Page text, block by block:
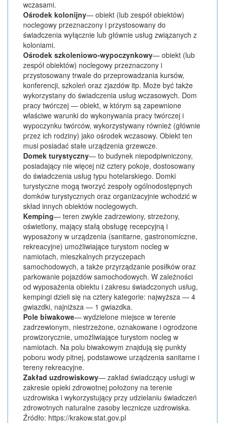
wczasami.
Ośrodek kolonijny— obiekt (lub zespół obiektów)
noclegowy przeznaczony i przystosowany do
świadczenia wyłącznie lub głównie usług związanych z
koloniami.
Ośrodek szkoleniowo-wypoczynkowy— obiekt (lub
zespół obiektów) noclegowy przeznaczony i
przystosowany trwale do przeprowadzania kursów,
konferencji, szkoleń oraz zjazdów itp. Może być także
wykorzystany do świadczenia usług wczasowych. Dom
pracy twórczej — obiekt, w którym są zapewnione
właściwe warunki do wykonywania pracy twórczej i
wypoczynku twórców, wykorzystywany również (głównie
przez ich rodziny) jako ośrodek wczasowy. Obiekt ten
musi posiadać stałe urządzenia grzewcze.
Domek turystyczny— to budynek niepodpiwniczony,
posiadający nie więcej niż cztery pokoje, dostosowany
do świadczenia usług typu hotelarskiego. Domki
turystyczne mogą tworzyć zespoły ogólnodostępnych
domków turystycznych oraz organizacyjnie wchodzić w
skład innych obiektów noclegowych.
Kemping— teren zwykle zadrzewiony, strzeżony,
oświetlony, mający stałą obsługę recepcyjną i
wyposażony w urządzenia (sanitarne, gastronomiczne,
rekreacyjne) umożliwiające turystom nocleg w
namiotach, mieszkalnych przyczepach
samochodowych, a także przyrządzanie posiłków oraz
parkowanie pojazdów samochodowych. W zależności
od wyposażenia obiektu i zakresu świadczonych usług,
kempingi dzieli się na cztery kategorie: najwyższa — 4
gwiazdki, najniższa — 1 gwiazdka.
Pole biwakowe— wydzielone miejsce w terenie
zadrzewionym, niestrzeżone, oznakowane i ogrodzone
prowizorycznie, umożliwiające turystom nocleg w
namiotach. Na polu biwakowym znajdują się punkty
poboru wody pitnej, podstawowe urządzenia sanitarne i
tereny rekreacyjne.
Zakład uzdrowiskowy— zakład świadczący usługi w
zakresie opieki zdrowotnej położony na terenie
uzdrowiska i wykorzystujący przy udzielaniu świadczeń
zdrowotnych naturalne zasoby lecznicze uzdrowiska.
Źródło: https://krakow.stat.gov.pl